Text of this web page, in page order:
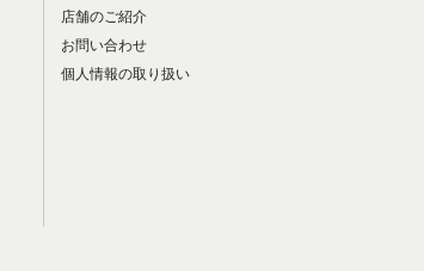
店舗のご紹介
お問い合わせ
個人情報の取り扱い